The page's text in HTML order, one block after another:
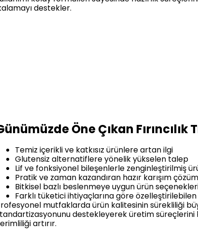
destekler.
Öne Çıkan Fırıncılık
Temiz içerikli ve katkısız ürünlere artan ilgi
Glutensiz alternatiflere yönelik yükselen talep
Lif ve fonksiyonel bileşenlerle zenginleştirilmiş
Pratik ve zaman kazandıran hazır karışım
Bitkisel bazlı beslenmeye uygun ürün
Farklı tüketici ihtiyaçlarına göre
mutfaklarda ürün kalitesinin sürekliliği
destekleyerek üretim süreçlerini
artırır.